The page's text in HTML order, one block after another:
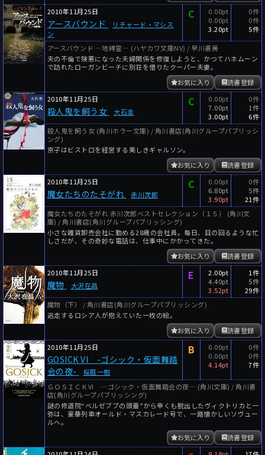
2010年11月25日
アースバウンド
リチャード・マシス
ン
C
0.00pt
0.00pt
3.20pt
0件
0件
5件
アースバウンド ―地縛霊― (ハヤカワ文庫NV) / 早川書房
夫の不倫で険悪になった夫婦関係を修復しようと、かつてハネムーン
で訪れたローガンビーチに別荘を借りたクーパー夫妻。
読書登録
お気に入り
2010年11月25日
殺人鬼を飼う女 大石圭
C
0.00pt
7.00pt
3.00pt
0件
1件
6件
殺人鬼を飼う女 (角川ホラー文庫) / 角川書店(角川グループパブリッシ
ング)
京子はビストロを経営する美しきギャルソン。
読書登録
お気に入り
2010年11月25日
魔女たちのたそがれ 赤川次郎
C
0.00pt
6.80pt
3.90pt
0件
5件
21件
魔女たちのたそがれ 赤川次郎ベストセレクション（１５） (角川文
庫) / 角川書店(角川グループパブリッシング)
小さな雑貨卸売会社に勤める28歳の会社員。毎日、目の回るような忙
しさだが、その奇妙な電話は、仕事中にかかってきた。
読書登録
お気に入り
2010年11月25日
魔物 大沢在昌
E
2.00pt
4.40pt
3.52pt
1件
5件
29件
魔物（下） / 角川書店(角川グループパブリッシング)
逃走するロシア人が抱えていた一枚の絵。
読書登録
お気に入り
2010年11月25日
GOSICK VI -ゴシック・仮面舞踏
会の夜-
桜庭一樹
B
0.00pt
0.00pt
4.14pt
0件
0件
7件
ＧＯＳＩＣＫVI ―ゴシック・仮面舞踏会の夜― (角川文庫) / 角川書
店(角川グループパブリッシング)
謎の修道院“ベルゼブブの頭蓋”から辛くも脱出したヴィクトリカと一
弥は、豪華列車オールド・マスカレード号で、一路懐かしいソヴュー
ルへ。
読書登録
お気に入り